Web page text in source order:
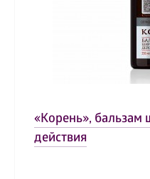
«Корень», бальзам
действия